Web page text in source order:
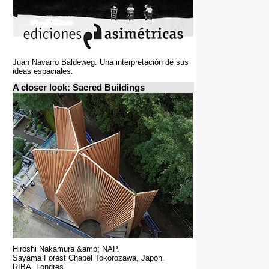
Juan Navarro Baldeweg. Una interpretación de sus
ideas espaciales.
A closer look: Sacred Buildings
Hiroshi Nakamura &amp; NAP.
Sayama Forest Chapel Tokorozawa, Japón.
RIBA, Londres.